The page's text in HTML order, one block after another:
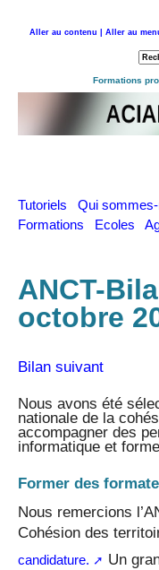
Aller au contenu | Aller au
Formations
Tutoriels Qui
Formations Ecoles
ANCT-
octobre
Bilan suivant
Nous avons été
nationale de la
accompagner des
informatique et
Former des
Nous remercions
Cohésion des
candidature.
Un